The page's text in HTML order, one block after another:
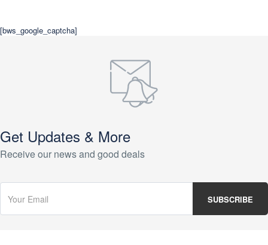
[bws_google_captcha]
Get Updates & More
Receive our news and good deals